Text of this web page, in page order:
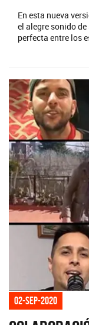
En esta nueva
el alegre sonido
perfecta entre los
02-sep-2020